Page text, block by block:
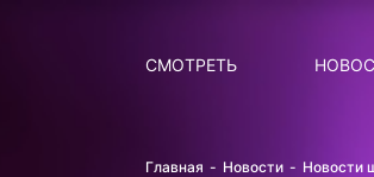
СМОТРЕТЬ
Главная Новости Новости